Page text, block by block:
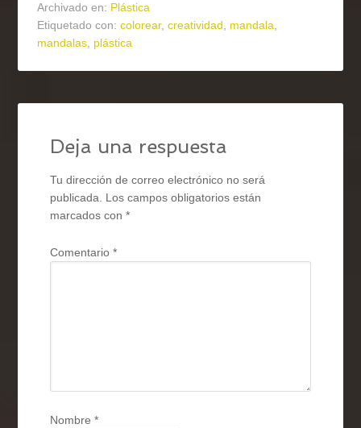
Archivado en: Plástica
Etiquetado con:colorear,creatividad, mandala,
mandalas, plástica
Deja una respuesta
Tu dirección de correo electrónico no será
publicada. Los campos obligatorios están
marcados con*
Comentario*
Nombre*